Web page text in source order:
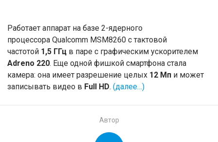
Работает аппарат на базе 2-ядерного
процессора Qualcomm MSM8260 с тактовой
частотой 1,5 ГГц в паре с графическим ускорителем
Adreno 220. Еще одной фишкой смартфона стала
камера: она имеет разрешение целых 12 Мп и может
записывать видео в Full HD. (далее…)
Автор